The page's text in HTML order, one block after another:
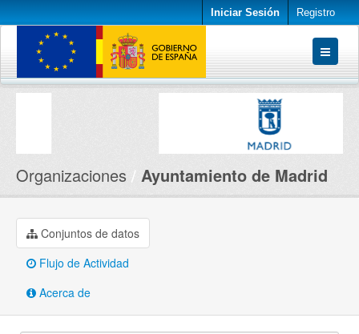
Iniciar Sesión Registro
Conjuntos de datos
Organizaciones Ayuntamiento de Madrid
Conjuntos de datos
Flujo de Actividad
Acerca de